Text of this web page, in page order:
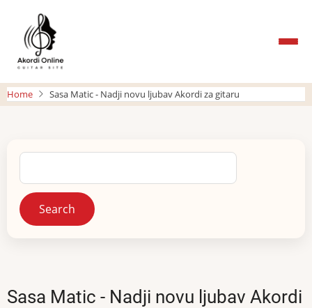
main
content
Home Sasa Matic - Nadji novu ljubav Akordi za gitaru
Search
Sasa Matic - Nadji novu ljubav Akordi